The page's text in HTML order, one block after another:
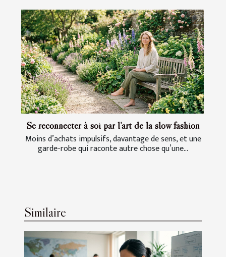
Se reconnecter à soi par l’art de la slow fashion
Moins d’achats impulsifs, davantage de sens, et une
garde-robe qui raconte autre chose qu’une...
Similaire